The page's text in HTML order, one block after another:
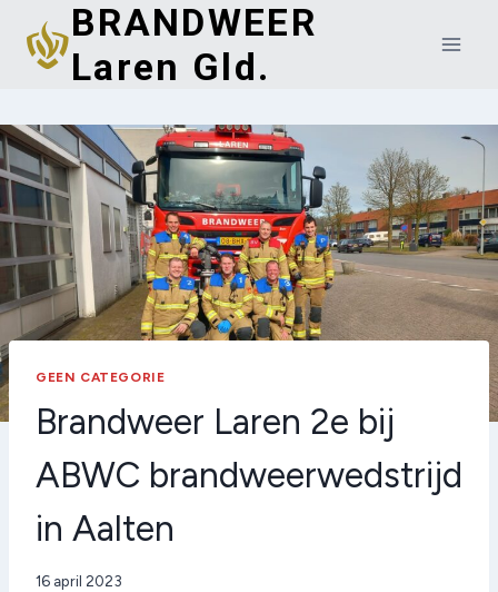
Doorgaan
naar
inhoud
BRANDWEER
Laren Gld.
GEEN CATEGORIE
Brandweer Laren 2e bij
ABWC brandweerwedstrijd
in Aalten
Door
16 april 2023